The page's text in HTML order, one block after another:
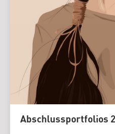
Abschlussportfolios